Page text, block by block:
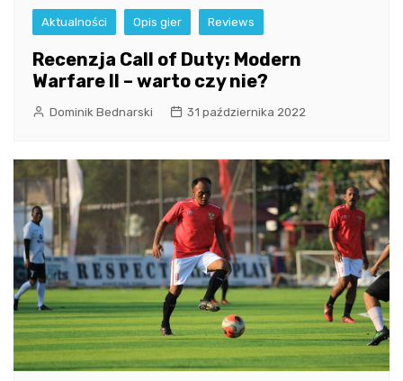
Aktualności Opis gier Reviews
Recenzja Call of Duty: Modern
Warfare II – warto czy nie?
Dominik Bednarski 31 października 2022